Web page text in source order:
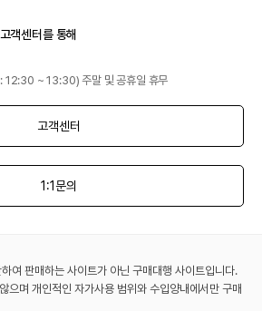
객센터를 통해
~ 13:30) 주말 및 공휴일 휴무
고객센터
1:1문의
여 판매하는 사이트가 아닌 구매대행 사이트입니다.
으며 개인적인 자가사용 범위와 수입양내에서만 구매